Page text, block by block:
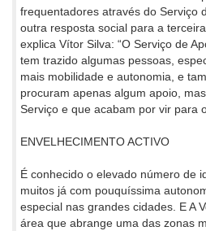
frequentadores através do Serviço
outra resposta social para a
explica Vítor Silva: “O Serviço de
tem trazido algumas pessoas,
mais mobilidade e autonomia, e
procuram apenas algum apoio,
Serviço e que acabam por vir para
ENVELHECIMENTO ACTIVO
É conhecido o elevado número de
muitos já com pouquíssima
especial nas grandes cidades. E A
área que abrange uma das zonas